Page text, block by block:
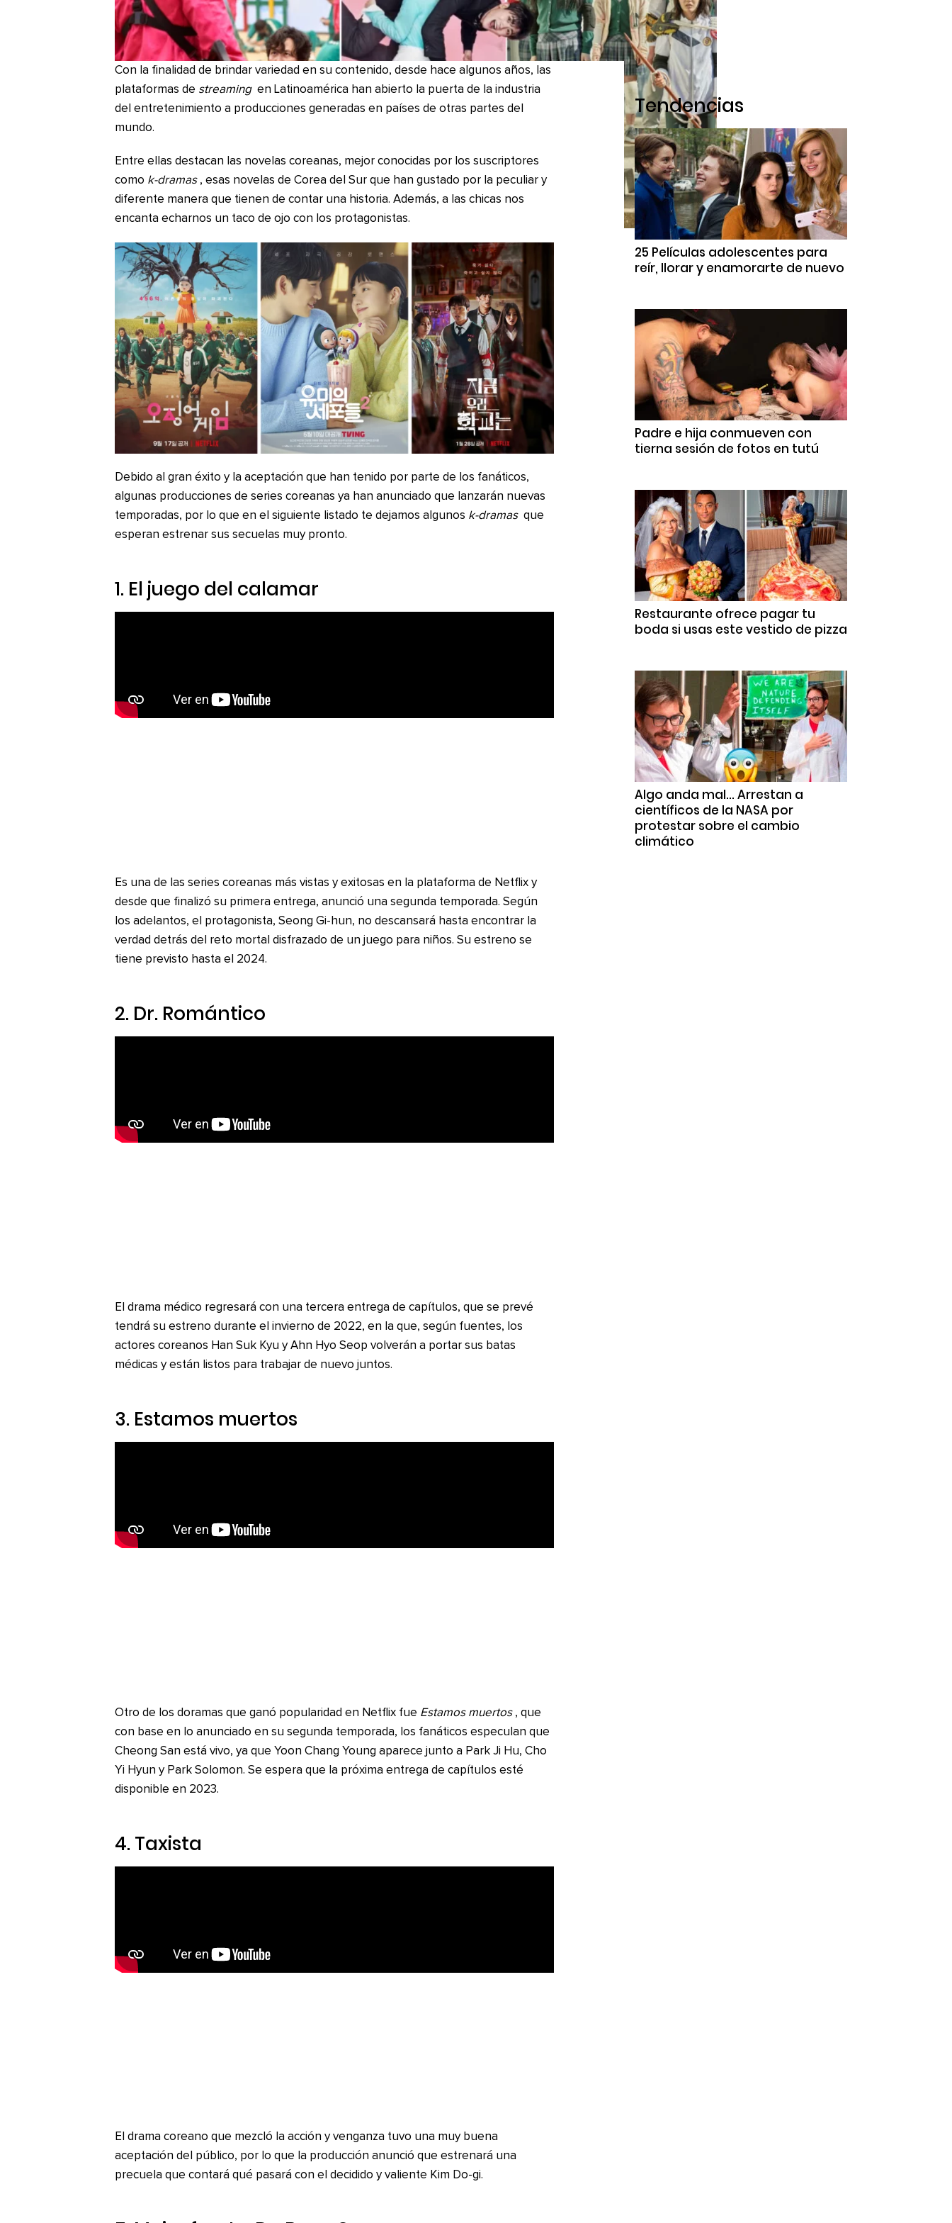
Con la finalidad de brindar variedad en su contenido, desde hace algunos años, las
plataformas de streaming en Latinoamérica han abierto la puerta de la industria
del entretenimiento a producciones generadas en países de otras partes del
mundo.
Entre ellas destacan las novelas coreanas, mejor conocidas por los suscriptores
como k-dramas , esas novelas de Corea del Sur que han gustado por la peculiar y
diferente manera que tienen de contar una historia. Además, a las chicas nos
encanta echarnos un taco de ojo con los protagonistas.
Debido al gran éxito y la aceptación que han tenido por parte de los fanáticos,
algunas producciones de series coreanas ya han anunciado que lanzarán nuevas
temporadas, por lo que en el siguiente listado te dejamos algunos k-dramas que
esperan estrenar sus secuelas muy pronto.
1. El juego del calamar
Es una de las series coreanas más vistas y exitosas en la plataforma de Netflix y
desde que finalizó su primera entrega, anunció una segunda temporada. Según
los adelantos, el protagonista, Seong Gi-hun, no descansará hasta encontrar la
verdad detrás del reto mortal disfrazado de un juego para niños. Su estreno se
tiene previsto hasta el 2024.
2. Dr. Romántico
El drama médico regresará con una tercera entrega de capítulos, que se prevé
tendrá su estreno durante el invierno de 2022, en la que, según fuentes, los
actores coreanos Han Suk Kyu y Ahn Hyo Seop volverán a portar sus batas
médicas y están listos para trabajar de nuevo juntos.
3. Estamos muertos
Otro de los doramas que ganó popularidad en Netflix fue Estamos muertos , que
con base en lo anunciado en su segunda temporada, los fanáticos especulan que
Cheong San está vivo, ya que Yoon Chang Young aparece junto a Park Ji Hu, Cho
Yi Hyun y Park Solomon. Se espera que la próxima entrega de capítulos esté
disponible en 2023.
4. Taxista
El drama coreano que mezcló la acción y venganza tuvo una muy buena
aceptación del público, por lo que la producción anunció que estrenará una
precuela que contará qué pasará con el decidido y valiente Kim Do-gi.
Tendencias
25 Películas adolescentes para
reír, llorar y enamorarte de nuevo
Padre e hija conmueven con
tierna sesión de fotos en tutú
Restaurante ofrece pagar tu
boda si usas este vestido de pizza
Algo anda mal… Arrestan a
científicos de la NASA por
protestar sobre el cambio
climático